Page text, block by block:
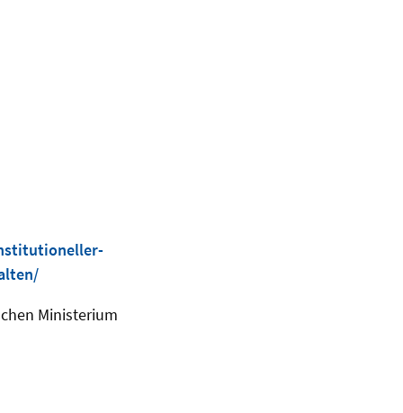
Ministerium